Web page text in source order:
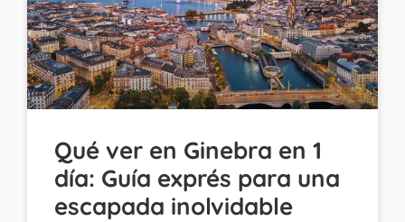
Qué ver en Ginebra en 1
día: Guía exprés para una
escapada inolvidable